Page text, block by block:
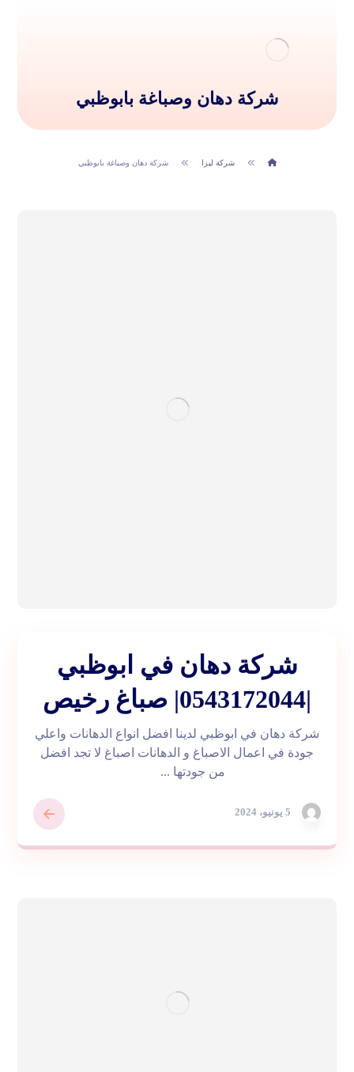
شركة دهان وصباغة بابوظبي
شركة ليزا شركة دهان وصباغة بابوظبي
شركة دهان في ابوظبي
|0543172044| صباغ رخيص
5 يونيو، 2024
شركة دهان في ابوظبي لدينا افضل انواع الدهانات واعلي
جودة في اعمال الاصباغ و الدهانات اصباغ لا تجد افضل
من جودتها ...